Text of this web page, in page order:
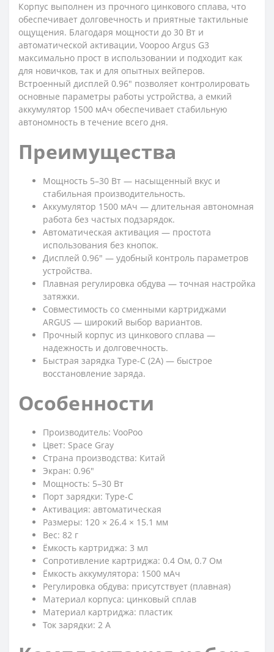
Корпус выполнен из прочного цинкового сплава, что
обеспечивает долговечность и приятные тактильные
ощущения. Благодаря мощности до 30 Вт и
автоматической активации, Voopoo Argus G3
максимально прост в использовании и подходит как
для новичков, так и для опытных вейперов.
Встроенный дисплей 0.96" позволяет контролировать
основные параметры работы устройства, а емкий
аккумулятор 1500 мАч обеспечивает стабильную
автономность в течение всего дня.
Преимущества
Мощность 5–30 Вт — насыщенный вкус и
стабильная производительность.
Аккумулятор 1500 мАч — длительная автономная
работа без частых подзарядок.
Автоматическая активация — простота
использования без кнопок.
Дисплей 0.96" — удобный контроль параметров
устройства.
Плавная регулировка обдува — точная настройка
затяжки.
Совместимость со сменными картриджами
ARGUS — широкий выбор вариантов.
Прочный корпус из цинкового сплава —
надежность и долговечность.
Быстрая зарядка Type-C (2А) — быстрое
восстановление заряда.
Особенности
Производитель: VooPoo
Цвет: Space Gray
Страна производства: Китай
Экран: 0.96"
Мощность: 5–30 Вт
Порт зарядки: Type-C
Активация: автоматическая
Размеры: 120 × 26.4 × 15.1 мм
Вес: 82 г
Ёмкость картриджа: 3 мл
Сопротивление картриджа: 0.4 Ом, 0.7 Ом
Ёмкость аккумулятора: 1500 мАч
Регулировка обдува: присутствует (плавная)
Материал корпуса: цинковый сплав
Материал картриджа: пластик
Ток зарядки: 2 А